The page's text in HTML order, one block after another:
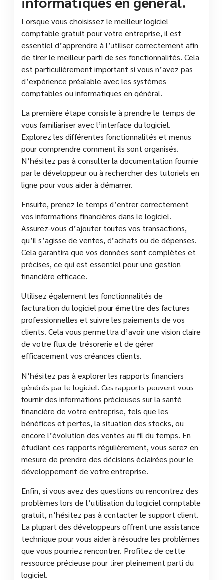
Lorsque vous choisissez le meilleur logiciel
comptable gratuit pour votre entreprise, il est
essentiel d’apprendre à l’utiliser correctement afin
de tirer le meilleur parti de ses fonctionnalités. Cela
est particulièrement important si vous n’avez pas
d’expérience préalable avec les systèmes
comptables ou informatiques en général.
La première étape consiste à prendre le temps de
vous familiariser avec l’interface du logiciel.
Explorez les différentes fonctionnalités et menus
pour comprendre comment ils sont organisés.
N’hésitez pas à consulter la documentation fournie
par le développeur ou à rechercher des tutoriels en
ligne pour vous aider à démarrer.
Ensuite, prenez le temps d’entrer correctement
vos informations financières dans le logiciel.
Assurez-vous d’ajouter toutes vos transactions,
qu’il s’agisse de ventes, d’achats ou de dépenses.
Cela garantira que vos données sont complètes et
précises, ce qui est essentiel pour une gestion
financière efficace.
Utilisez également les fonctionnalités de
facturation du logiciel pour émettre des factures
professionnelles et suivre les paiements de vos
clients. Cela vous permettra d’avoir une vision claire
de votre flux de trésorerie et de gérer
efficacement vos créances clients.
N’hésitez pas à explorer les rapports financiers
générés par le logiciel. Ces rapports peuvent vous
fournir des informations précieuses sur la santé
financière de votre entreprise, tels que les
bénéfices et pertes, la situation des stocks, ou
encore l’évolution des ventes au fil du temps. En
étudiant ces rapports régulièrement, vous serez en
mesure de prendre des décisions éclairées pour le
développement de votre entreprise.
Enfin, si vous avez des questions ou rencontrez des
problèmes lors de l’utilisation du logiciel comptable
gratuit, n’hésitez pas à contacter le support client.
La plupart des développeurs offrent une assistance
technique pour vous aider à résoudre les problèmes
que vous pourriez rencontrer. Profitez de cette
ressource précieuse pour tirer pleinement parti du
logiciel.